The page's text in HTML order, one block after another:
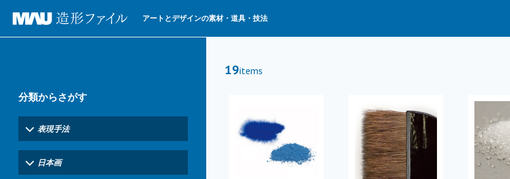
アートとデザインの素材・道具・技法
分類からさがす
表現手法
日本画
19items